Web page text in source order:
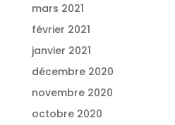
mars 2021
février 2021
janvier 2021
décembre 2020
novembre 2020
octobre 2020